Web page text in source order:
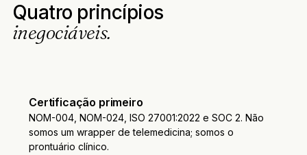
Quatro princípios
inegociáveis.
Certificação primeiro
NOM-004, NOM-024, ISO 27001:2022 e SOC 2. Não
somos um wrapper de telemedicina; somos o
prontuário clínico.